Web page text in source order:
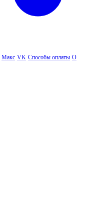
Макс VK Способы оплаты О